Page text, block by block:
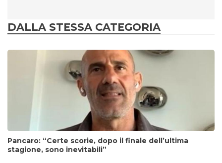
DALLA STESSA CATEGORIA
Pancaro: “Certe scorie, dopo il finale dell’ultima
stagione, sono inevitabili”